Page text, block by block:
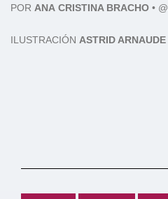
POR ANA CRISTINA BRACHO •
ILUSTRACIÓN ASTRID ARNAUDE